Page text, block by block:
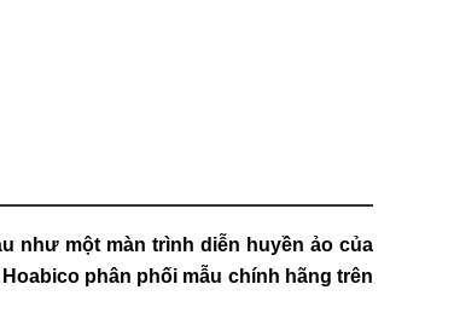
như một màn trình diễn huyền ảo của
phân phối mẫu chính hãng trên